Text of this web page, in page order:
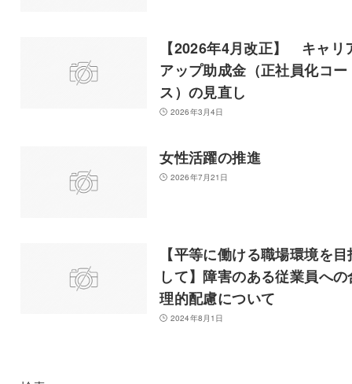
【2026年4月改正】 キャリ
アップ助成金（正社員化コー
ス）の見直し
2026年3月4日
女性活躍の推進
2026年7月21日
【平等に働ける職場環境を目
して】障害のある従業員への
理的配慮について
2024年8月1日